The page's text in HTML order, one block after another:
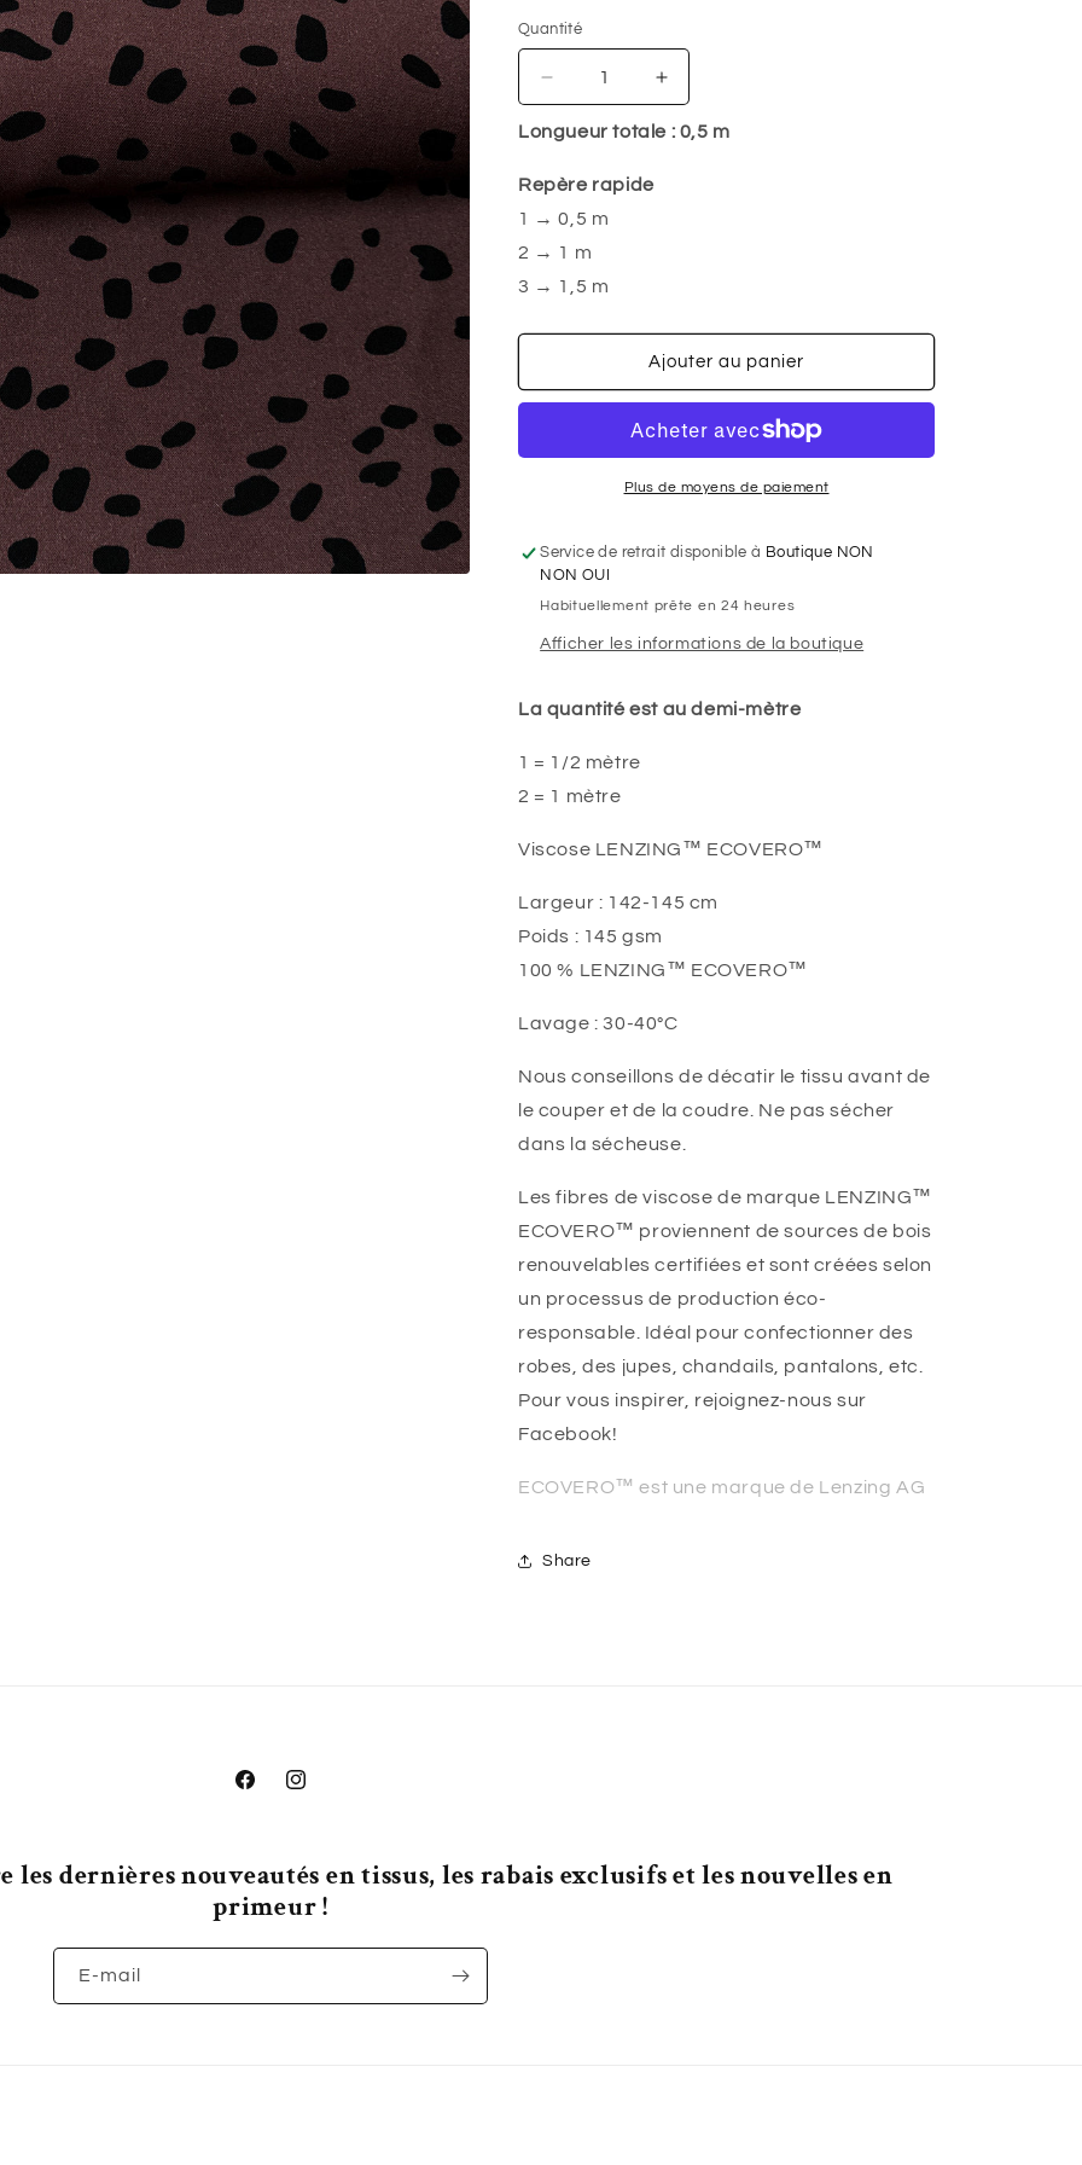
Quantité
Quantité
Réduire
la
quantité
Pois
prune
Viscose
ECOVERO™
Augmenter
la
quantité
Longueur totale : 0,5 m
Repère rapide
1 → 0,5 m
2 → 1 m
3 → 1,5 m
Ajouter au panier
Plus de moyens de paiement
Service de retrait disponible à Boutique NON
NON OUI
Habituellement prête en 24 heures
Afficher les informations de la boutique
La quantité est au demi-mètre
1 = 1/2 mètre
2 = 1 mètre
Viscose LENZING ™ ECOVERO™
Largeur : 142-145 cm
Poids : 145 gsm
100 % LENZING ™ ECOVERO™
Lavage : 30-40°C
Nous conseillons de décatir le tissu avant de
le couper et de la coudre. Ne pas sécher
dans la sécheuse.
Les fibres de viscose de marque LENZING™
ECOVERO™ proviennent de sources de bois
renouvelables certifiées et sont créées selon
un processus de production éco-
responsable. Idéal pour confectionner des
robes, des jupes, chandails, pantalons, etc.
Pour vous inspirer, rejoignez-nous sur
Facebook!
ECOVERO™ est une marque de Lenzing AG
Share
FacebookInstagram
dernières nouveautés en tissus, les rabais exclusifs et les nouvelles en
primeur !
E-mail